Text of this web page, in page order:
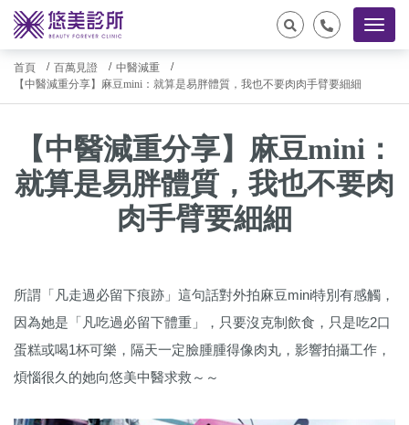
首頁 百萬見證
中醫減重
【中醫減重分享】麻豆mini：就算是易胖體質，我也不要肉肉手臂要細細
【中醫減重分享】麻豆mini：
就算是易胖體質，我也不要肉
肉手臂要細細
所謂「凡走過必留下痕跡」這句話對外拍麻豆mini特別有感觸，
因為她是「凡吃過必留下體重」，只要沒克制飲食，只是吃2口
蛋糕或喝1杯可樂，隔天一定臉腫腫得像肉丸，影響拍攝工作，
煩惱很久的她向悠美中醫求救～～